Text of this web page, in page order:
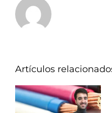
Artículos